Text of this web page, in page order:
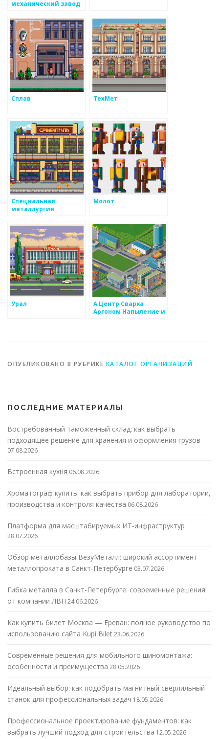
механический завод
Сплав ТехМет
Специальная
металлургия
Молот
Урал
А Центр Сварка
Аргоном Напыление и
ОПУБЛИКОВАНО В РУБРИКЕ КАТАЛОГ ОРГАНИЗАЦИЙ
ПОСЛЕДНИЕ МАТЕРИАЛЫ
Востребованный таможенный склад: как выбрать
подходящее решение для хранения и оформления грузов
07.08.2026
Встроенная кухня 06.08.2026
Хроматограф купить: как выбрать прибор для лаборатории,
производства и контроля качества 06.08.2026
Платформа для масштабируемых ИТ-инфраструктур
28.07.2026
Обзор металлобазы ВезуМеталл: широкий ассортимент
металлопроката в Санкт-Петербурге 03.07.2026
Гибка металла в Санкт-Петербурге: современные решения
от компании ЛВП 24.06.2026
Как купить билет Москва — Ереван: полное руководство по
использованию сайта Kupi Bilet23.06.2026
Современные решения для мобильного шиномонтажа:
особенности и преимущества 28.05.2026
Идеальный выбор: как подобрать магнитный сверлильный
станок для профессиональных задач 18.05.2026
Профессиональное проектирование фундаментов: как
выбрать лучший подход для строительства 12.05.2026